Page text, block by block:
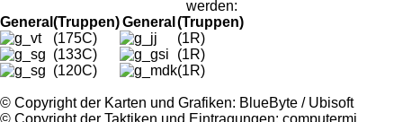
werden:
General (Truppen)General (Truppen)
(175C)
(1R)
(133C)
(1R)
(120C)
(1R)
©️ Copyright der Karten und Grafiken: BlueByte / Ubisoft